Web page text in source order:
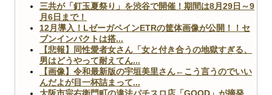
三共が「釘玉夏祭り」を渋谷で開催！期間は8月29日～9
月6日まで！
12月導入！LゼーガペインETRの筐体画像が公開！！セ
ブンインパクトは搭...
【悲報】同性愛者女さん「女と付き合うの地獄すぎる、
男はどうやって耐えてん...
【画像】令和最新版の宇垣美里さん←こう言うのでいい
んだよが目一杯詰まって...